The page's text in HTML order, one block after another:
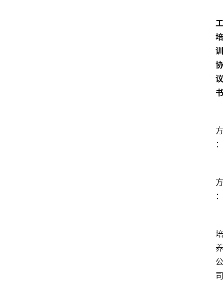
工
培
训
协
议
书
方
：
方
：
培
养
公
司